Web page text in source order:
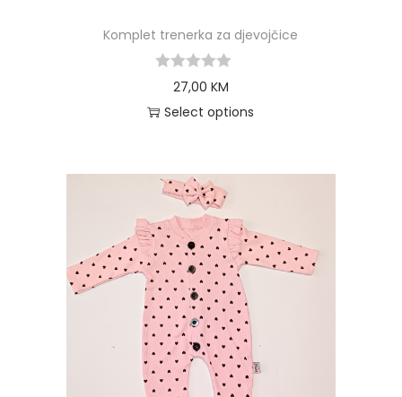
Komplet trenerka za djevojčice
27,00 KM
Select options